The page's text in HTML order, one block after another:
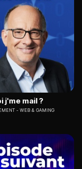
j'me mail ?
WEB & GAMING